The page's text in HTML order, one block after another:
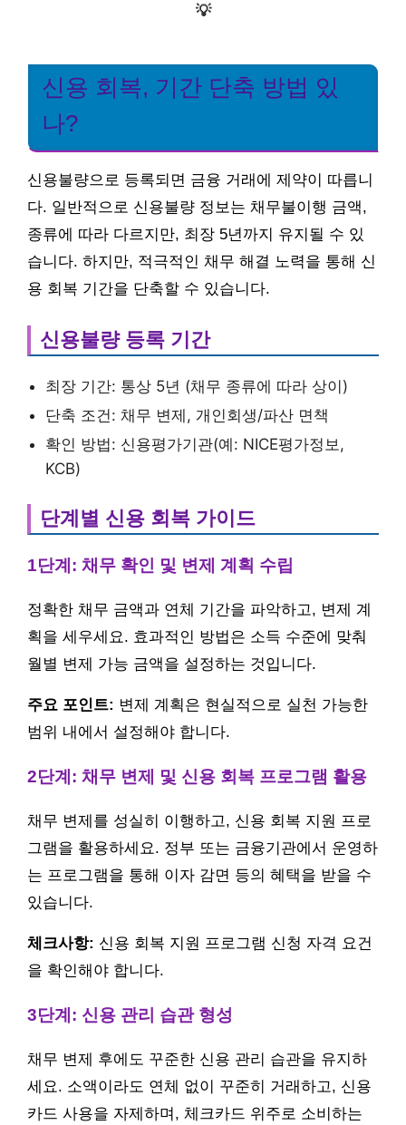
💡
신용 회복, 기간 단축 방법 있
나?
신용불량으로 등록되면 금융 거래에 제약이 따릅니
다. 일반적으로 신용불량 정보는 채무불이행 금액,
종류에 따라 다르지만, 최장 5년까지 유지될 수 있
습니다. 하지만, 적극적인 채무 해결 노력을 통해 신
용 회복 기간을 단축할 수 있습니다.
신용불량 등록 기간
최장 기간: 통상 5년 (채무 종류에 따라 상이)
단축 조건: 채무 변제, 개인회생/파산 면책
확인 방법: 신용평가기관(예: NICE평가정보,
KCB)
단계별 신용 회복 가이드
1단계: 채무 확인 및 변제 계획 수립
정확한 채무 금액과 연체 기간을 파악하고, 변제 계
획을 세우세요. 효과적인 방법은 소득 수준에 맞춰
월별 변제 가능 금액을 설정하는 것입니다.
주요 포인트: 변제 계획은 현실적으로 실천 가능한
범위 내에서 설정해야 합니다.
2단계: 채무 변제 및 신용 회복 프로그램 활용
채무 변제를 성실히 이행하고, 신용 회복 지원 프로
그램을 활용하세요. 정부 또는 금융기관에서 운영하
는 프로그램을 통해 이자 감면 등의 혜택을 받을 수
있습니다.
체크사항: 신용 회복 지원 프로그램 신청 자격 요건
을 확인해야 합니다.
3단계: 신용 관리 습관 형성
채무 변제 후에도 꾸준한 신용 관리 습관을 유지하
세요. 소액이라도 연체 없이 꾸준히 거래하고, 신용
카드 사용을 자제하며, 체크카드 위주로 소비하는